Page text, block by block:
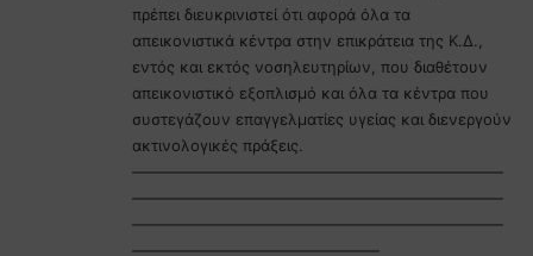
πρέπει διευκρινιστεί ότι αφορά όλα τα
απεικονιστικά κέντρα στην επικράτεια της Κ.Δ.,
εντός και εκτός νοσηλευτηρίων, που διαθέτουν
απεικονιστικό εξοπλισμό και όλα τα κέντρα που
συστεγάζουν επαγγελματίες υγείας και διενεργούν
ακτινολογικές πράξεις.
————————————————————————
————————————————————————
————————————————————————
————————————————